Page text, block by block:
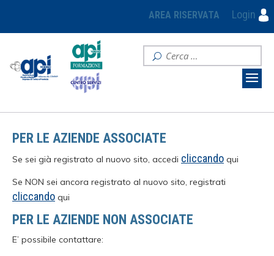
AREA RISERVATA Login
PER LE AZIENDE ASSOCIATE
Se sei già registrato al nuovo sito, accedi cliccando qui
Se NON sei ancora registrato al nuovo sito, registrati
cliccando qui
PER LE AZIENDE NON ASSOCIATE
E’ possibile contattare: